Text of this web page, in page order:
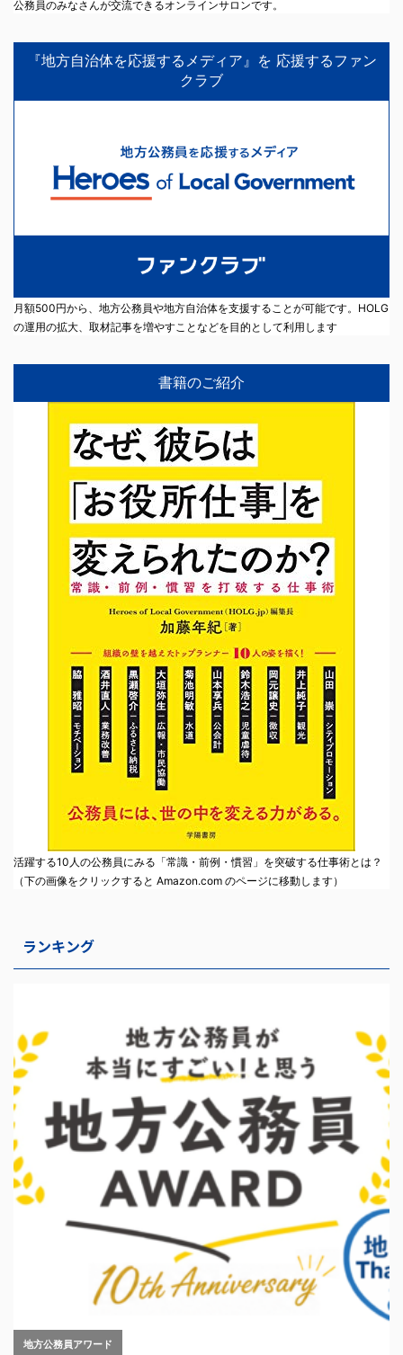
公務員のみなさんが交流できるオンラインサロンです。
『地方自治体を応援するメディア』を 応援するファン
クラブ
月額500円から、地方公務員や地方自治体を支援することが可能です。HOLG
の運用の拡大、取材記事を増やすことなどを目的として利用します
書籍のご紹介
活躍する10人の公務員にみる「常識・前例・慣習」を突破する仕事術とは？
（下の画像をクリックすると Amazon.com のページに移動します）
ランキング